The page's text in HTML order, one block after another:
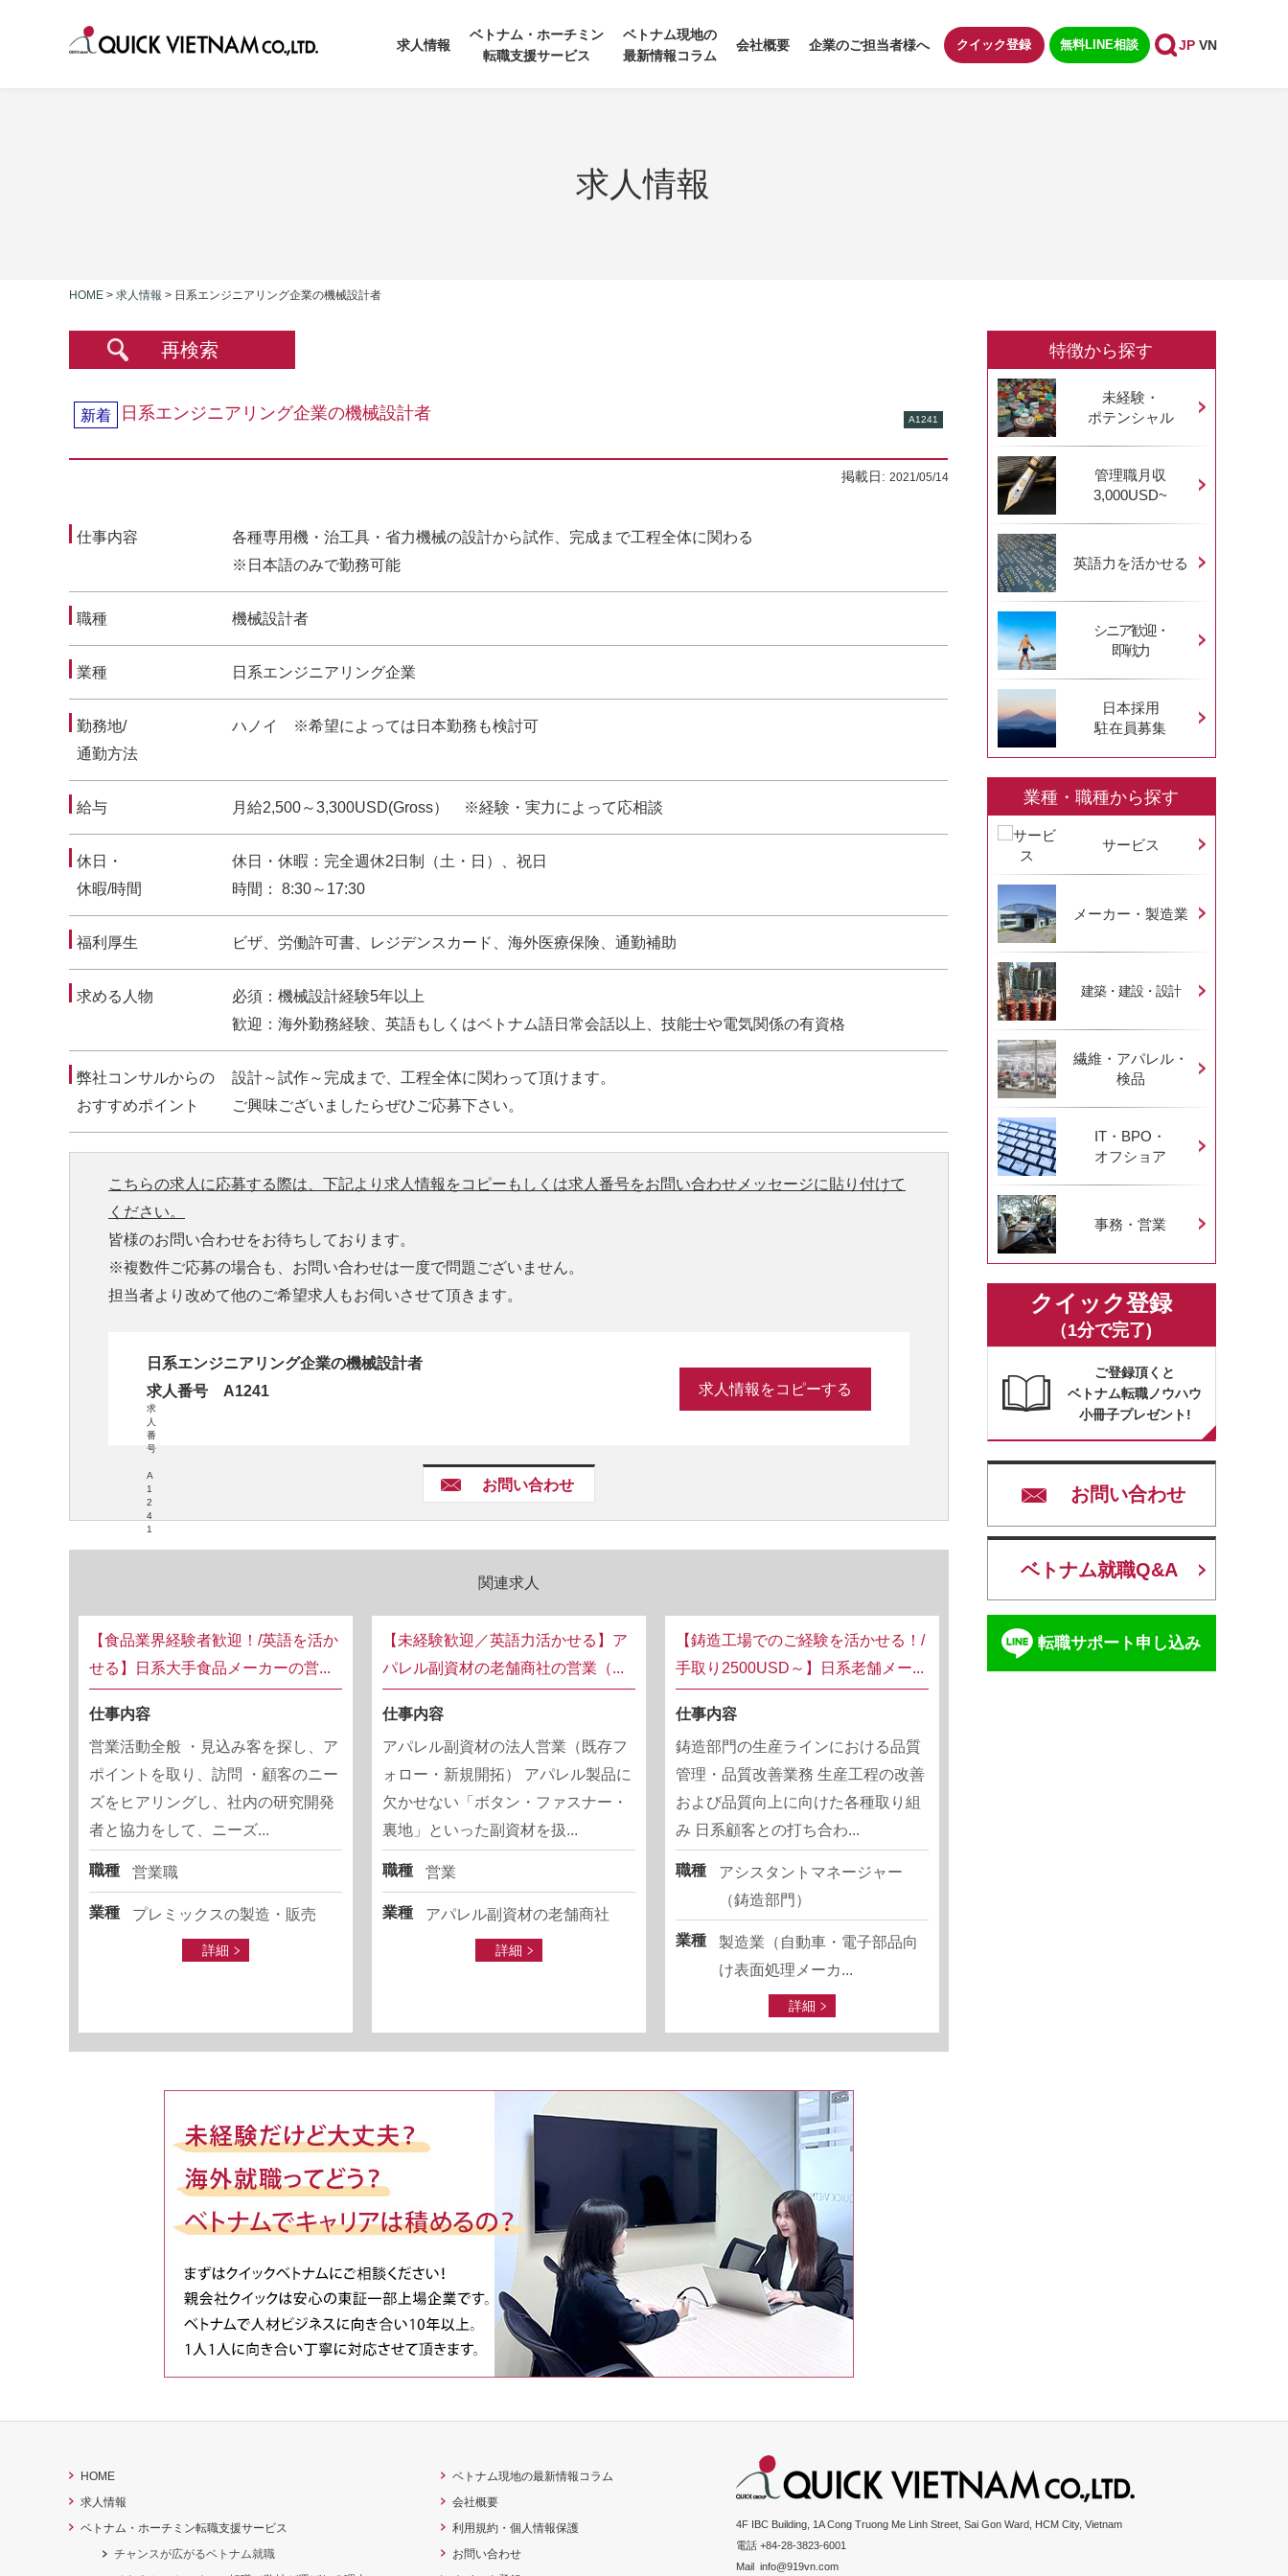
求人情報
ベトナム・ホーチミン
転職支援サービス
ベトナム現地の
最新情報コラム
会社概要 企業のご担当者様へ クイック登録 無料LINE相談 JP VN
求人情報
HOME > 求人情報 > 日系エンジニアリング企業の機械設計者
再検索
新着 日系エンジニアリング企業の機械設計者 A1241
掲載日: 2021/05/14
仕事内容
各種専用機・治工具・省力機械の設計から試作、完成まで工程全体に関わる
※日本語のみで勤務可能
職種 機械設計者
業種 日系エンジニアリング企業
勤務地/
通勤方法
ハノイ ※希望によっては日本勤務も検討可
給与 月給2,500～3,300USD(Gross） ※経験・実力によって応相談
休日・
休暇/時間
休日・休暇：完全週休2日制（土・日）、祝日
時間： 8:30～17:30
福利厚生 ビザ、労働許可書、レジデンスカード、海外医療保険、通勤補助
求める人物
必須：機械設計経験5年以上
歓迎：海外勤務経験、英語もしくはベトナム語日常会話以上、技能士や電気関係の有資格
弊社コンサルからの
おすすめポイント
設計～試作～完成まで、工程全体に関わって頂けます。
ご興味ございましたらぜひご応募下さい。
こちらの求人に応募する際は、下記より求人情報をコピーもしくは求人番号をお問い合わせメッセージに貼り付けて
ください。
皆様のお問い合わせをお待ちしております。
※複数件ご応募の場合も、お問い合わせは一度で問題ございません。
担当者より改めて他のご希望求人もお伺いさせて頂きます。
求
人
番
号
A
1
2
4
1
日系エンジニアリング企業の機械設計者
求人番号 A1241
求人情報をコピーする
お問い合わせ
関連求人
【食品業界経験者歓迎！/英語を活か
せる】日系大手食品メーカーの営...
仕事内容
営業活動全般 ・見込み客を探し、ア
ポイントを取り、訪問 ・顧客のニー
ズをヒアリングし、社内の研究開発
者と協力をして、ニーズ...
職種 営業職
業種 プレミックスの製造・販売
詳細
【未経験歓迎／英語力活かせる】ア
パレル副資材の老舗商社の営業（...
仕事内容
アパレル副資材の法人営業（既存フ
ォロー・新規開拓） アパレル製品に
欠かせない「ボタン・ファスナー・
裏地」といった副資材を扱...
職種 営業
業種 アパレル副資材の老舗商社
詳細
【鋳造工場でのご経験を活かせる！/
手取り2500USD～】日系老舗メー...
仕事内容
鋳造部門の生産ラインにおける品質
管理・品質改善業務 生産工程の改善
および品質向上に向けた各種取り組
み 日系顧客との打ち合わ...
職種
アシスタントマネージャー
（鋳造部門）
業種
製造業（自動車・電子部品向
け表面処理メーカ...
詳細
特徴から探す
未経験・
ポテンシャル
管理職月収
3,000USD~
英語力を活かせる
シニア歓迎・
即戦力
日本採用
駐在員募集
業種・職種から探す
サービス
メーカー・製造業
建築・建設・設計
繊維・アパレル・
検品
IT・BPO・
オフショア
事務・営業
クイック登録
（1分で完了)
ご登録頂くと
ベトナム転職ノウハウ
小冊子プレゼント!
お問い合わせ
ベトナム就職Q&A
転職サポート申し込み
HOME
求人情報
ベトナム・ホーチミン転職支援サービス
チャンスが広がるベトナム就職
ベトナム現地の最新情報コラム
会社概要
利用規約・個人情報保護
お問い合わせ
4F IBC Building, 1A Cong Truong Me Linh Street, Sai Gon Ward, HCM City, Vietnam
電話 +84-28-3823-6001
Mail info@919vn.com